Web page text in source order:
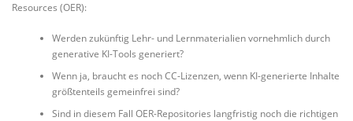
Resources (OER):
Werden zukünftig Lehr- und Lernmaterialien vornehmlich durch
generative KI-Tools generiert?
Wenn ja, braucht es noch CC-Lizenzen, wenn KI-generierte Inhalte
größtenteils gemeinfrei sind?
Sind in diesem Fall OER-Repositories langfristig noch die richtigen